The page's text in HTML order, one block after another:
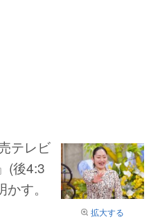
拡大する
テレビ
(後4:3
す。